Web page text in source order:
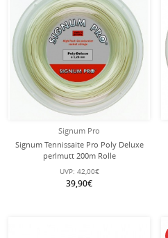
Signum Pro
Signum Tennissaite Pro Poly Deluxe
perlmutt 200m Rolle
UVP: 42,00€
39,90€